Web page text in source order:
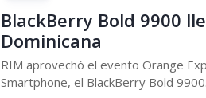
BlackBerry Bold 9900
Dominicana
RIM aprovechó el evento Orange
Smartphone, el BlackBerry Bold